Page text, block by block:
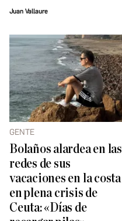
Juan Vallaure
GENTE
Bolaños alardea en las
redes de sus
vacaciones en la costa
en plena crisis de
Ceuta: «Días de